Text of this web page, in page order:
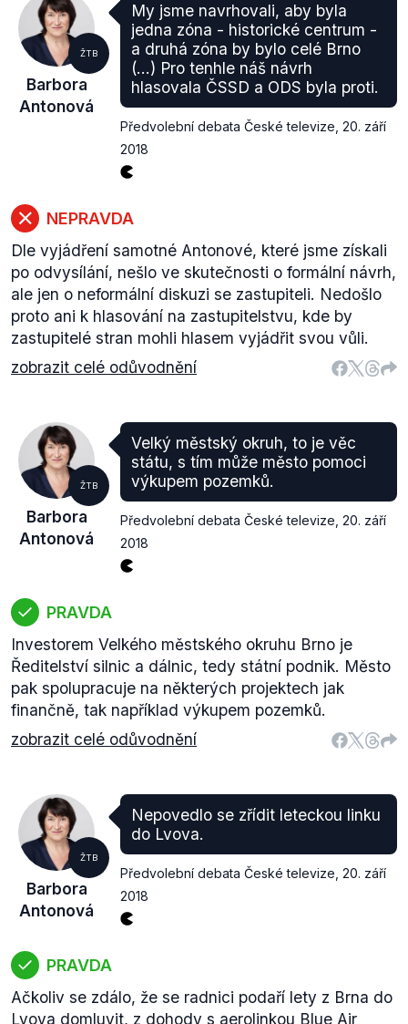
ŽTB
Barbora
Antonová
My jsme navrhovali, aby byla
jedna zóna - historické centrum -
a druhá zóna by bylo celé Brno
(...) Pro tenhle náš návrh
hlasovala ČSSD a ODS byla proti.
Předvolební debata České televize 20. září
2018
NEPRAVDA
Dle vyjádření samotné Antonové, které jsme získali
po odvysílání, nešlo ve skutečnosti o formální návrh,
ale jen o neformální diskuzi se zastupiteli. Nedošlo
proto ani k hlasování na zastupitelstvu, kde by
zastupitelé stran mohli hlasem vyjádřit svou vůli.
zobrazit celé odůvodnění
ŽTB
Barbora
Antonová
Velký městský okruh, to je věc
státu, s tím může město pomoci
výkupem pozemků.
Předvolební debata České televize 20. září
2018
PRAVDA
​Investorem Velkého městského okruhu Brno je
Ředitelství silnic a dálnic, tedy státní podnik. Město
pak spolupracuje na některých projektech jak
finančně, tak například výkupem pozemků.
zobrazit celé odůvodnění
ŽTB
Barbora
Antonová
Nepovedlo se zřídit leteckou linku
do Lvova.
Předvolební debata České televize 20. září
2018
PRAVDA
Ačkoliv se zdálo, že se radnici podaří lety z Brna do
Lvova domluvit, z dohody s aerolinkou Blue Air